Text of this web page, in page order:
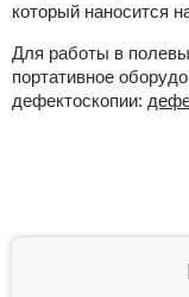
который наносится
Для работы в
портативное
дефектоскопии: